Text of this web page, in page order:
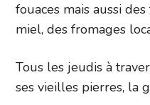
fouaces mais aussi
miel, des fromages
Tous les jeudis à
ses vieilles pierres, la